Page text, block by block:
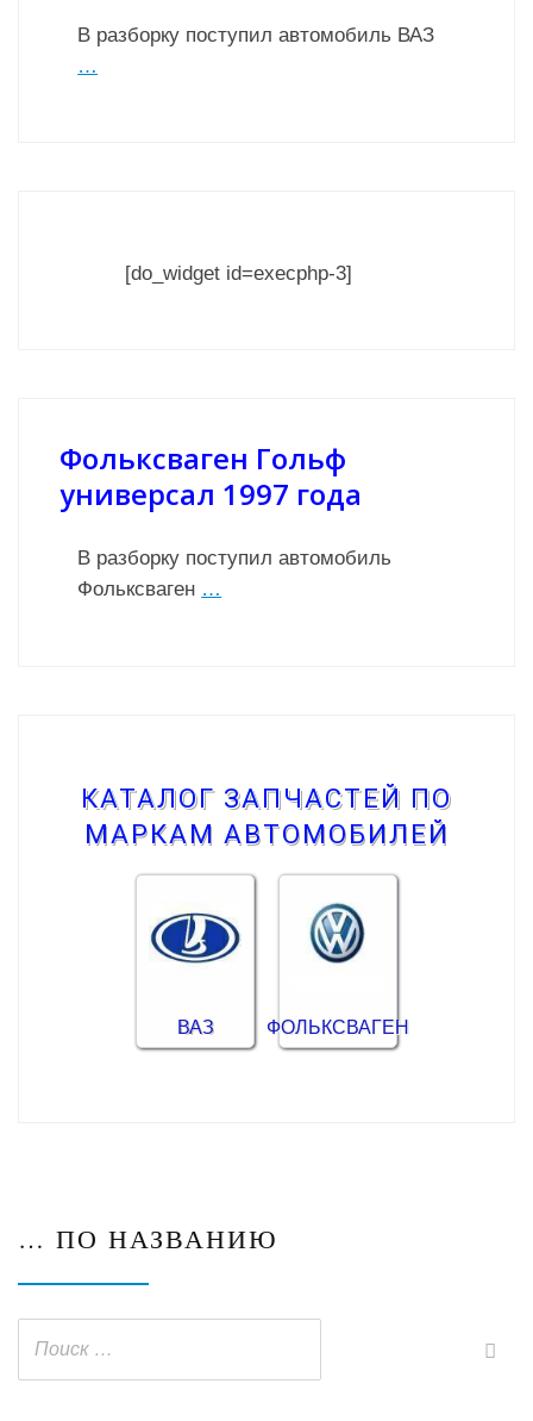
В разборку поступил автомобиль ВАЗ
…
[do_widget id=execphp-3]
Фольксваген Гольф
универсал 1997 года
В разборку поступил автомобиль
Фольксваген …
КАТАЛОГ ЗАПЧАСТЕЙ ПО
МАРКАМ АВТОМОБИЛЕЙ
ВАЗ ФОЛЬКСВАГЕН
… ПО НАЗВАНИЮ